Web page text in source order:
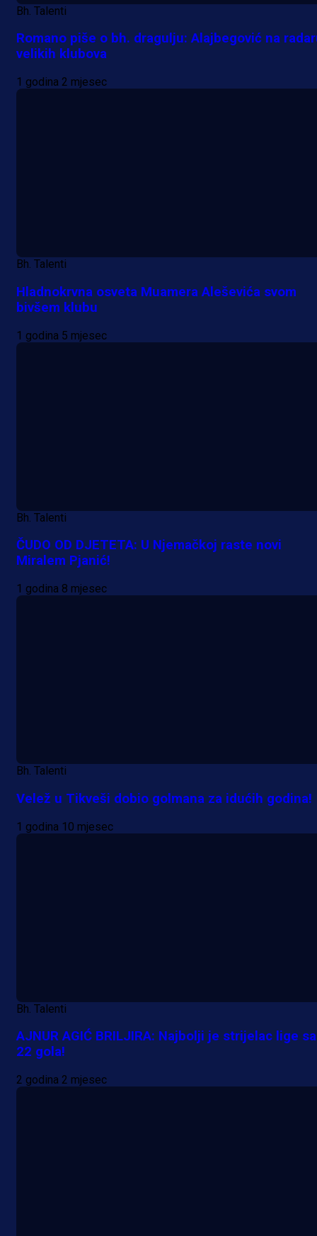
Bh. Talenti
Romano piše o bh. dragulju: Alajbegović na
velikih klubova
1 godina 2 mjesec
Bh. Talenti
Hladnokrvna osveta Muamera Aleševića svom
bivšem klubu
1 godina 5 mjesec
Bh. Talenti
ČUDO OD DJETETA: U Njemačkoj raste novi
Miralem Pjanić!
1 godina 8 mjesec
Bh. Talenti
Velež u Tikveši dobio golmana za idućih godina!
1 godina 10 mjesec
Bh. Talenti
AJNUR AGIĆ BRILJIRA: Najbolji je strijelac lige sa
22 gola!
2 godina 2 mjesec